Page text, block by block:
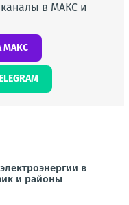
в МАКС и
МАКС
в
и районы